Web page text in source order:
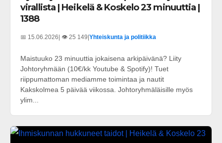
virallista | Heikelä & Koskelo 23 minuuttia |
1388
📅 15.06.2026 | 👁️ 25 149 Yhteiskunta ja politiikka
Maistuuko 23 minuuttia jokaisena arkipäivänä? Liity
Johtoryhmään (10€/kk Youtube & Spotify)! Tuet
riippumattoman mediamme toimintaa ja nautit
Kakskolmea 5 päivää viikossa. Johtoryhmäläisille myös
ylim...